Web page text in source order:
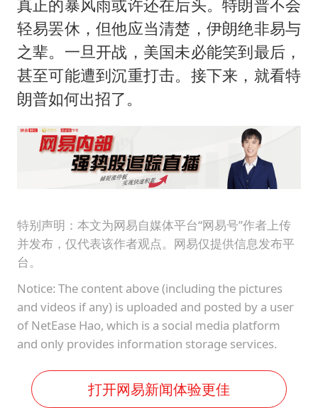
真正的暴风雨或许还在后头。特朗普不会
轻易罢休，但他应当清楚，伊朗绝非易与
之辈。一旦开战，美国未必能笑到最后，
甚至可能遭到沉重打击。接下来，就看特
朗普如何出招了。
特别声明：本文为网易自媒体平台“网易号”作者上传
并发布，仅代表该作者观点。网易仅提供信息发布平
台。
Notice: The content above (including the pictures
and videos if any) is uploaded and posted by a user
of NetEase Hao, which is a social media platform
and only provides information storage services.
打开网易新闻体验更佳